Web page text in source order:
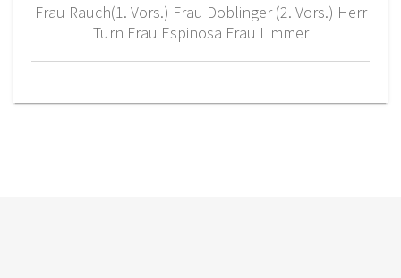
Frau Rauch(1. Vors.) Frau Doblinger (2. Vors.) Herr
Turn Frau Espinosa Frau Limmer